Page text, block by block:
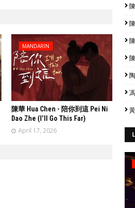
MANDARIN
陳華 Hua Chen - 陪你到這 Pei Ni
Dao Zhe (I’ll Go This Far)
April 17, 2026